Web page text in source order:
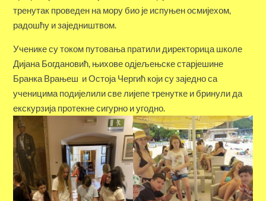
тренутак проведен на мору био је испуњен осмијехом,
радошћу и заједништвом.
Ученике су током путовања пратили директорица школе
Дијана Богдановић, њихове одјељењске старјешине
Бранка Врањеш и Остоја Чергић који су заједно са
ученицима подијелили све лијепе тренутке и бринули да
екскурзија протекне сигурно и угодно.